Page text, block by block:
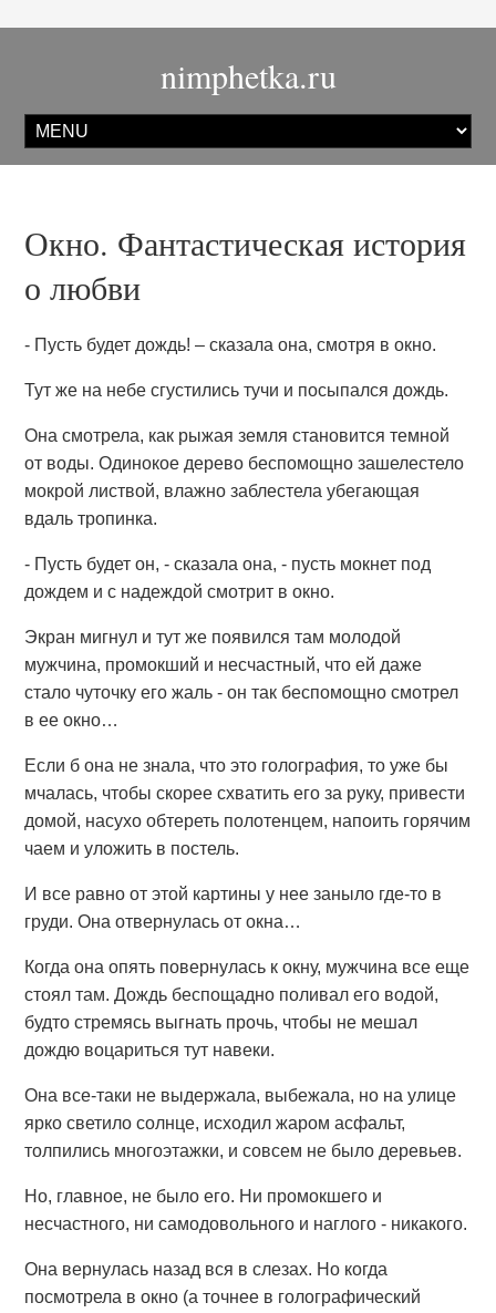
nimphetka.ru
Окно. Фантастическая история
о любви
- Пусть будет дождь! – сказала она, смотря в окно.
Тут же на небе сгустились тучи и посыпался дождь.
Она смотрела, как рыжая земля становится темной
от воды. Одинокое дерево беспомощно зашелестело
мокрой листвой, влажно заблестела убегающая
вдаль тропинка.
- Пусть будет он, - сказала она, - пусть мокнет под
дождем и с надеждой смотрит в окно.
Экран мигнул и тут же появился там молодой
мужчина, промокший и несчастный, что ей даже
стало чуточку его жаль - он так беспомощно смотрел
в ее окно…
Если б она не знала, что это голография, то уже бы
мчалась, чтобы скорее схватить его за руку, привести
домой, насухо обтереть полотенцем, напоить горячим
чаем и уложить в постель.
И все равно от этой картины у нее заныло где-то в
груди. Она отвернулась от окна…
Когда она опять повернулась к окну, мужчина все еще
стоял там. Дождь беспощадно поливал его водой,
будто стремясь выгнать прочь, чтобы не мешал
дождю воцариться тут навеки.
Она все-таки не выдержала, выбежала, но на улице
ярко светило солнце, исходил жаром асфальт,
толпились многоэтажки, и совсем не было деревьев.
Но, главное, не было его. Ни промокшего и
несчастного, ни самодовольного и наглого - никакого.
Она вернулась назад вся в слезах. Но когда
посмотрела в окно (а точнее в голографический